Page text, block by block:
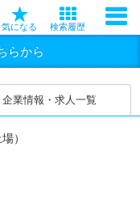
気になる 検索履歴
らから
企業情報・求人一覧
）